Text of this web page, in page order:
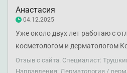
довіра пацієнтів –
професіоналізму. Бажаємо
Анастасия
04.12.2025
Уже около двух лет работаю с
косметологом и дерматологом
вылечить мое акне и
кожи. Врач всегда
Отзыв с сайта. Специалист:
Направления: Дерматология /